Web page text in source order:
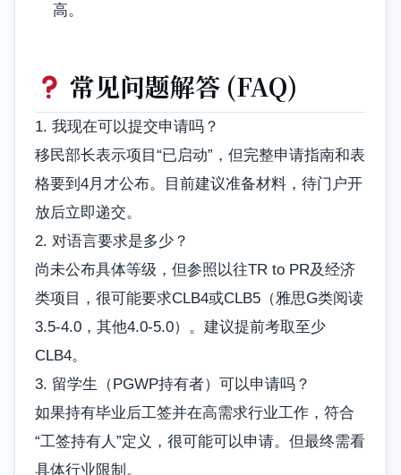
高。
常见问题解答 (FAQ)
1. 我现在可以提交申请吗？
移民部长表示项目“已启动”，但完整申请指南和表
格要到4月才公布。目前建议准备材料，待门户开
放后立即递交。
2. 对语言要求是多少？
尚未公布具体等级，但参照以往TR to PR及经济
类项目，很可能要求CLB4或CLB5（雅思G类阅读
3.5-4.0，其他4.0-5.0）。建议提前考取至少
CLB4。
3. 留学生（PGWP持有者）可以申请吗？
如果持有毕业后工签并在高需求行业工作，符合
“工签持有人”定义，很可能可以申请。但最终需看
具体行业限制。